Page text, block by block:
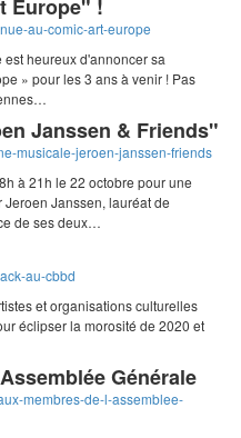
Europe" !
au-comic-art-europe
heureux d'annoncer sa
» pour les 3 ans à venir ! Pas
Janssen & Friends"
musicale-jeroen-janssen-friends
à 21h le 22 octobre pour une
Janssen, lauréat de
de ses deux…
au-cbbd
et organisations culturelles
éclipser la morosité de 2020 et
Générale
membres-de-l-assemblee-